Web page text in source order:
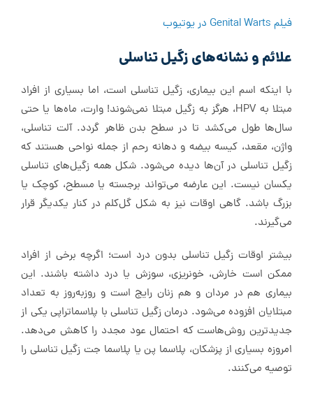
فیلم Genital Warts در یوتیوب
علائم و نشانه‌های زگیل تناسلی
با اینکه اسم این بیماری، زگیل تناسلی است، اما بسیاری از افراد
مبتلا به HPV، هرگز به زگیل مبتلا نمی‌شوند! وارت، ماه‌ها یا حتی
سال‌ها طول می‌کشد تا در سطح بدن ظاهر گردد. آلت تناسلی،
واژن، مقعد، کیسه بیضه و دهانه رحم از جمله نواحی هستند که
زگیل تناسلی در آن‌ها دیده می‌شود. شکل همه زگیل‌های تناسلی
یکسان نیست. این عارضه می‌تواند برجسته یا مسطح، کوچک یا
بزرگ باشد. گاهی اوقات نیز به شکل گل‌کلم در کنار یکدیگر قرار
می‌گیرند.
بیشتر اوقات زگیل تناسلی بدون درد است؛ اگرچه برخی از افراد
ممکن است خارش، خونریزی، سوزش یا درد داشته باشند. این
بیماری هم در مردان و هم زنان رایج است و روز‌به‌روز به تعداد
مبتلایان افزوده می‌شود. درمان زگیل تناسلی با پلاسما‌تراپی یکی از
جدیدترین روش‌هاست که احتمال عود مجدد را کاهش می‌دهد.
امروزه بسیاری از پزشکان، پلاسما پن یا پلاسما جت زگیل تناسلی را
توصیه می‌کنند.